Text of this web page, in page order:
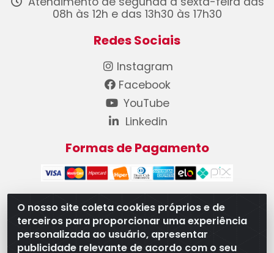
O nosso site coleta cookies próprios e de
terceiros para proporcionar uma experiência
personalizada ao usuário, apresentar
publicidade relevante de acordo com o seu
08h às 12h e das 13h30 às 17h30
Redes Sociais
Instagram
Facebook
YouTube
Linkedin
Formas de Pagamento
WB Componentes Automotivos LTDA - CNPJ
08.528.393/0001-12 - Rua do Níquel, 667 - Parque
Oeste Industrial, Goiânia/GO - CEP 74375-660